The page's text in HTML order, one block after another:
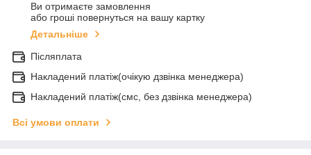
Ви отримаєте замовлення
або гроші повернуться на вашу картку
Детальніше
Післяплата
Накладений платіж(очікую дзвінка менеджера)
Накладений платіж(смс, без дзвінка менеджера)
Всі умови оплати